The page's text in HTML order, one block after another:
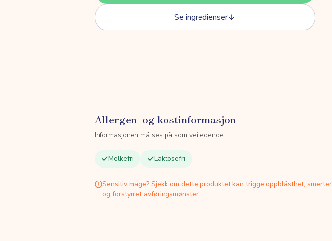
Se ingredienser
Allergen- og kostinformasjon
Informasjonen må ses på som veiledende.
Melkefri Laktosefri
Sensitiv mage? Sjekk om dette produktet kan trigge oppblåsthet, smerter
og forstyrret avføringsmønster.